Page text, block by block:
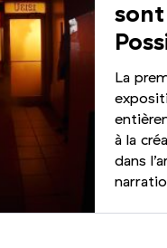
sont
La
à la
dans